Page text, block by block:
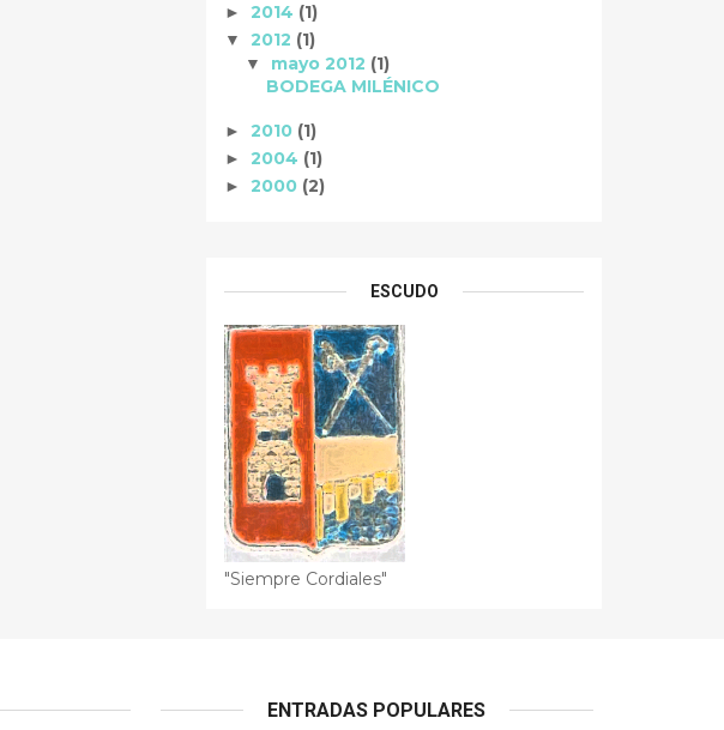
► 2014 (1)
▼ 2012 (1)
▼ mayo 2012 (1)
BODEGA MILÉNICO
► 2010 (1)
► 2004 (1)
► 2000 (2)
ESCUDO
"Siempre Cordiales"
ENTRADAS POPULARES